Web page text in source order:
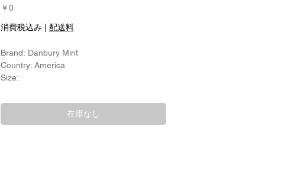
￥0価
格
消費税込み| 配送料
Brand: Danbury Mint
Country: America
Size:
高さ：約10.2cm
Bone China/磁器
在庫なし